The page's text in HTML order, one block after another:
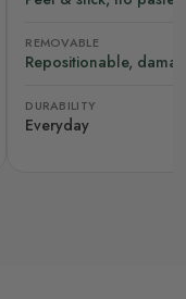
REMOVABLE
Repositionable,
DURABILITY
Everyday